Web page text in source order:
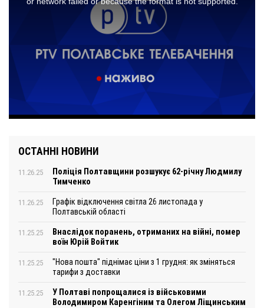
ОСТАННІ НОВИНИ
11.26.25
Поліція Полтавщини розшукує 62-річну Людмилу
Тимченко
11.26.25
Графік відключення світла 26 листопада у
Полтавській області
11.25.25
Внаслідок поранень, отриманих на війні, помер
воїн Юрій Войтик
11.25.25
"Нова пошта" піднімає ціни з 1 грудня: як зміняться
тарифи з доставки
11.25.25
У Полтаві попрощалися із військовими
Володимиром Каренгіним та Олегом Ліщинським